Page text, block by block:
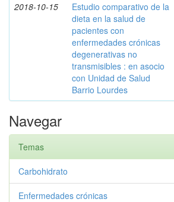
2018-10-15
Estudio comparativo de la
dieta en la salud de
pacientes con
enfermedades crónicas
degenerativas no
transmisibles : en asocio
con Unidad de Salud
Barrio Lourdes
Navegar
Temas
Carbohidrato
Enfermedades crónicas